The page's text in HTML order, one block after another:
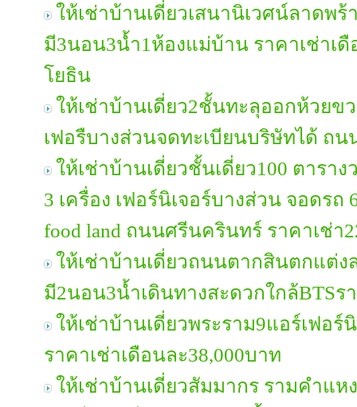
ให้เช่าบ้านเดี่ยวเสนานิเวศน์ลาดพร้
มี3นอน3น้ำ1ห้องแม่บ้าน ราคาเช่าเ
โยธิน
ให้เช่าบ้านเดี่ยว2ชั้นทะลุออกห้วยข
เฟอรืบางส่วนจดทะเบียนบริษัทได้ ถน
ให้เช่าบ้านเดี่ยวชั้นเดี่ยว100 ตารา
3 เครื่อง เฟอร์นิเจอร์บางส่วน จอดรถ
food land ถนนศรีนครินทร์ ราคาเช่า
ให้เช่าบ้านเดี่ยวถนนตากสินตกแต่ง
มี2นอน3น้ำเดินทางสะดวกใกล้BTSร
ให้เช่าบ้านเดี่ยวพระราม9แอร์เฟอ
ราคาเช่าเดือนละ38,000บาท
ให้เช่าบ้านเดี่ยวสัมมากร รามคำแห